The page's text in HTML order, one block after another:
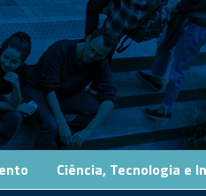
Ciência, Tecnologia e